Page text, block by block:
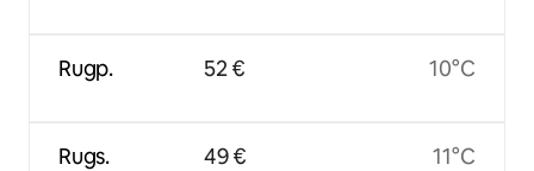
Rugp.
Rugs.
52 €
49 €
10°C
11°C